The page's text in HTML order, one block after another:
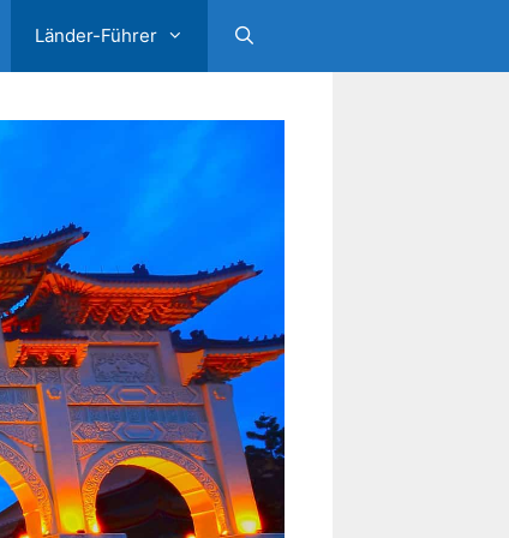
Länder-Führer